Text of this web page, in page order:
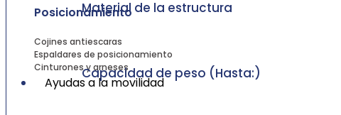
Posicionamiento
Cojines antiescaras
Espaldares de posicionamiento
Cinturones y arneses
Ayudas a la movilidad
Material de la estructura
Capacidad de peso (Hasta:)